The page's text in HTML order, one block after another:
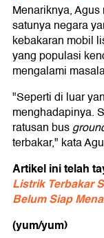
Menariknya,
satunya negara
kebakaran mobil
yang populasi
mengalami
"Seperti di luar
menghadapinya.
ratusan bus
terbakar," kata
Artikel ini telah
Listrik Terbakar
Belum Siap
(yum/yum)